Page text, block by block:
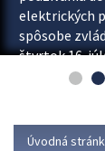
elektrických
spôsobe
štvrtok 16.
Rastislav
Úvodná